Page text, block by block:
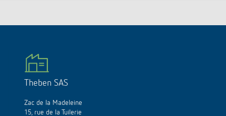
Theben SAS
Zac de la Madeleine
15, rue de la Tuilerie